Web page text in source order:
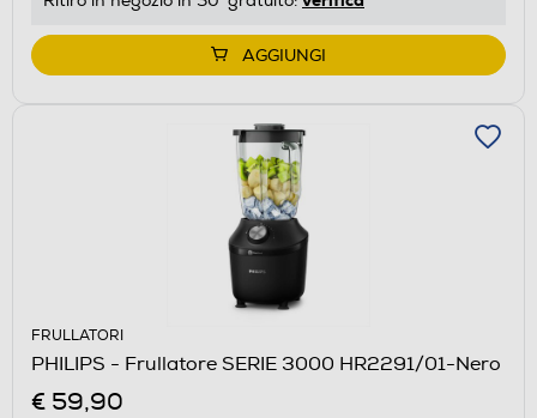
AGGIUNGI
FRULLATORI
PHILIPS - Frullatore SERIE 3000 HR2291/01-Nero
€ 59,90